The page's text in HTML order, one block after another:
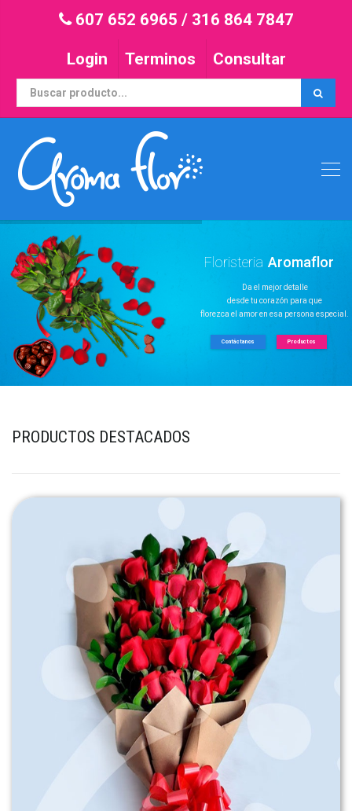
607 652 6965 / 316 864 7847
Login Terminos Consultar
F oristeria Aromaf or
Da el mejor detalle
desde tu corazón para que
florezca el amor en esa persona especial.
Contáctanos Productos
PRODUCTOS DESTACADOS